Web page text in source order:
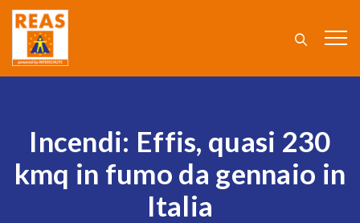
Incendi: Effis, quasi 230
kmq in fumo da gennaio in
Italia